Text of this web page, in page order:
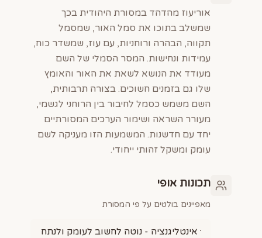
אוריעוז מהדהד במסורת היהודית בכך
שמשלב בתוכו את סמל האור, שמסמל
תקווה, הבהרה ורוחניות, עם עוז, שמשדר כוח,
עמידות ונחישות. המסר הסמלי של השם
מעודד את הנושא לשאת את האור והאומץ
שלו גם בזמנים חשוכים. בצורה תרבותית,
השם משמש כסמל לחיבור בין הרוחני לגשמי,
מעורר השראה ושימור הערכים המסורתיים
יחד עם חדשנות. המשמעות הזו מעניקה לשם
עומק ומשקל זהותי ייחודי.
תכונות אופי
מאפיינים בולטים על פי המסורת
אינטליגנציה - נוטה לחשוב לעומק ולנתח